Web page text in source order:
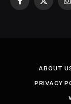
Facebook
X
ABOUT
PRIVACY